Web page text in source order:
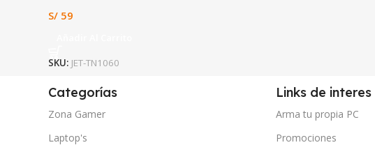
S/ 59
SKU: JET-TN1060
Categorías
Zona Gamer
Laptop's
Links de interes
Arma tu propia PC
Promociones